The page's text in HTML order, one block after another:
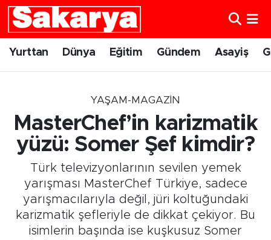
Yurttan Dünya Eğitim Gündem Asayiş
YAŞAM-MAGAZIN
MasterChef’in karizmatik
yüzü: Somer Şef kimdir?
Türk televizyonlarının sevilen yemek
yarışması MasterChef Türkiye, sadece
yarışmacılarıyla değil, jüri koltuğundaki
karizmatik şefleriyle de dikkat çekiyor. Bu
isimlerin başında ise kuşkusuz Somer
Yurttan
Gündem
Eskişehirspor
Spor
Sağlık
Eskişehir Nöbetçi Eczaneler
Eskişehir Namaz Vakitleri
Eskişehir Trafik Yoğunluk Haritası
Süper Lig Puan Durumu ve Fikstür
Tüm Manşetler
Son Dakika Haberleri